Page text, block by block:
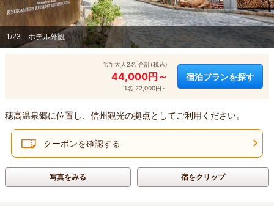
1/23 ホテル外観
1泊 大人2名 合計(税込)
44,000円～
1名 22,000円～
宿泊プランを探す
穂高温泉郷に位置し、信州観光の拠点としてご利用ください。
クーポンを確認する
写真をみる 宿をクリップ